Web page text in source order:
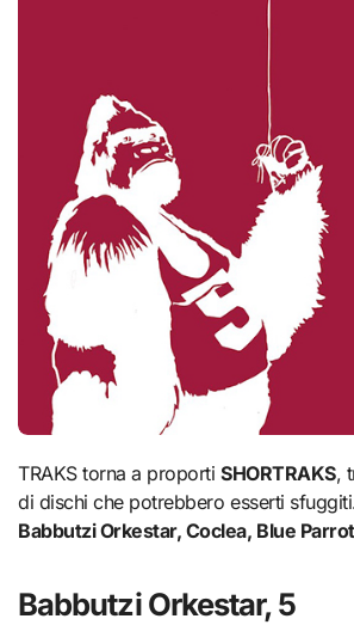
TRAKS torna a proporti SHORTRAKS,
di dischi che potrebbero esserti
Babbutzi Orkestar, Coclea, Blue
Babbutzi Orkestar, 5